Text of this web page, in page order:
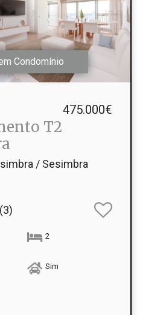
Condomínio
475.000€
T2
/ Sesimbra
2
Sim